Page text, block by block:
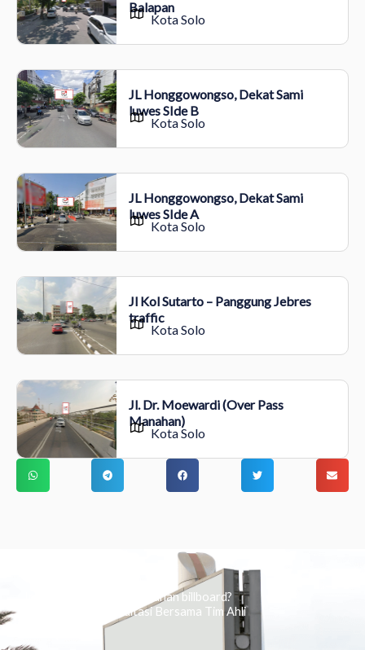
Balapan
Kota Solo
JL Honggowongso, Dekat Sami
luwes SIde B
Kota Solo
JL Honggowongso, Dekat Sami
luwes SIde A
Kota Solo
Jl Kol Sutarto – Panggung Jebres
traffic
Kota Solo
Jl. Dr. Moewardi (Over Pass
Manahan)
Kota Solo
Ingin tahu tentang periklanan billboard?
Kami Berikan Konsultasi Bersama Tim Ahli